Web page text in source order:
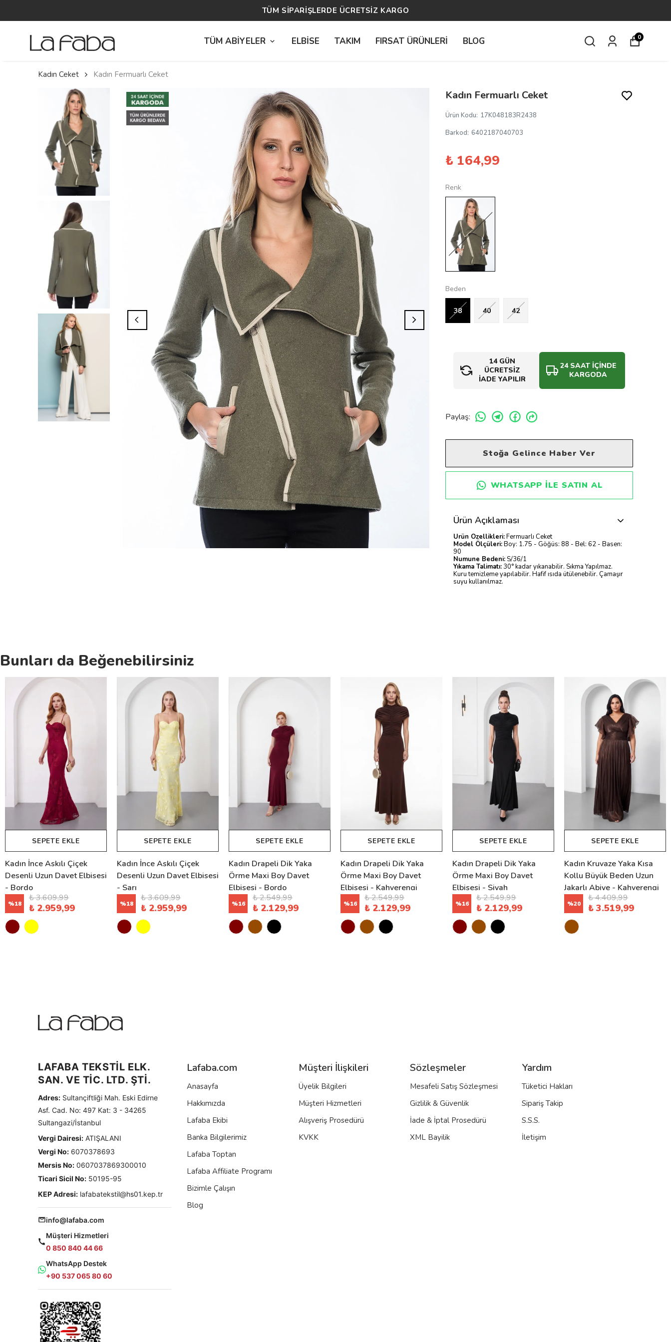
14 GÜN ÜCRETSİZ İADE
TÜM ABİYELER ELBİSE TAKIM FIRSAT ÜRÜNLERİ BLOG 0
Kadın Ceket Kadın Fermuarlı Ceket
Kadın Fermuarlı Ceket
Ürün Kodu: 17K048183R2438
Barkod: 6402187040703
₺ 164,99
Renk
Beden
38 40 42
14 GÜN
ÜCRETSİZ
İADE YAPILIR
24 SAAT İÇİNDE
KARGODA
Paylaş:
Stoğa Gelince Haber Ver
WHATSAPP ILE SATIN AL
Ürün Açıklaması
Ürün Özellikleri:Fermuarlı Ceket
Model Ölçüleri:Boy: 1.75 - Göğüs: 88 - Bel: 62 - Basen:
90
Numune Bedeni: S/36/1
Yıkama Talimatı:30° kadar yıkanabilir. Sıkma Yapılmaz.
Kuru temizleme yapılabilir. Hafif ısıda ütülenebilir. Çamaşır
suyu kullanılmaz.
Bunları da Beğenebilirsiniz
SEPETE EKLE
Kadın İnce Askılı Çiçek
Desenli Uzun Davet Elbisesi
- Bordo
%18
₺ 3.609,99
₺ 2.959,99
SEPETE EKLE
Kadın İnce Askılı Çiçek
Desenli Uzun Davet Elbisesi
- Sarı
%18
₺ 3.609,99
₺ 2.959,99
SEPETE EKLE
Kadın Drapeli Dik Yaka
Örme Maxi Boy Davet
Elbisesi - Bordo
%16
₺ 2.549,99
₺ 2.129,99
SEPETE EKLE
Kadın Drapeli Dik Yaka
Örme Maxi Boy Davet
Elbisesi - Kahverengi
%16
₺ 2.549,99
₺ 2.129,99
SEPETE EKLE
Kadın Drapeli Dik Yaka
Örme Maxi Boy Davet
Elbisesi - Siyah
%16
₺ 2.549,99
₺ 2.129,99
SEPETE EKLE
Kadın Kruvaze Yaka Kısa
Kollu Büyük Beden Uzun
Jakarlı Abiye - Kahverengi
%20
₺ 4.409,99
₺ 3.519,99
Lafaba.com
Anasayfa
Hakkımızda
Lafaba Ekibi
Banka Bilgilerimiz
Lafaba Toptan
Lafaba Affiliate Programı
Bizimle Çalışın
Blog
Müşteri İlişkileri
Üyelik Bilgileri
Müşteri Hizmetleri
Alışveriş Prosedürü
KVKK
Sözleşmeler
Mesafeli Satış Sözleşmesi
Gizlilik & Güvenlik
İade & İptal Prosedürü
XML Bayilik
Yardım
Tüketici Hakları
Sipariş Takip
S.S.S.
İletişim
LAFABA TEKSTİL ELK.
SAN. VE TİC. LTD. ŞTİ.
Adres: Sultançiftliği Mah. Eski Edirne
Asf. Cad. No: 497 Kat: 3 - 34265
Sultangazi/İstanbul
Vergi Dairesi: ATIŞALANI
Vergi No: 6070378693
Mersis No: 0607037869300010
Ticari Sicil No: 50195-95
KEP Adresi: lafabatekstil@hs01.kep.tr
info@lafaba.com
Müşteri Hizmetleri
0 850 840 44 66
WhatsApp Destek
+90 537 065 80 60